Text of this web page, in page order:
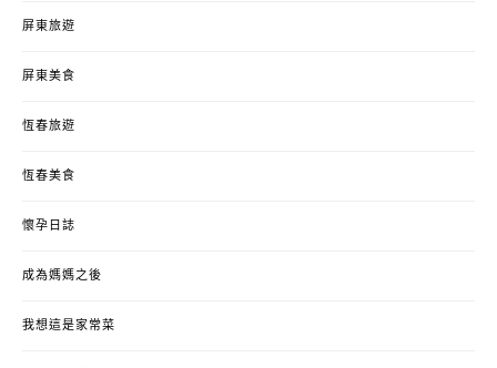
屏東旅遊
屏東美食
恆春旅遊
恆春美食
懷孕日誌
成為媽媽之後
我想這是家常菜